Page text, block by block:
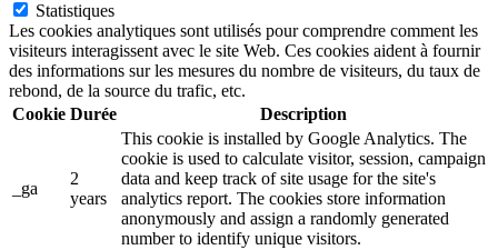
Statistiques
Les cookies analytiques sont utilisés pour comprendre comment les
visiteurs interagissent avec le site Web. Ces cookies aident à fournir
des informations sur les mesures du nombre de visiteurs, du taux de
rebond, de la source du trafic, etc.
Cookie Durée Description
_ga
2
years
This cookie is installed by Google Analytics. The
cookie is used to calculate visitor, session, campaign
data and keep track of site usage for the site's
analytics report. The cookies store information
anonymously and assign a randomly generated
number to identify unique visitors.